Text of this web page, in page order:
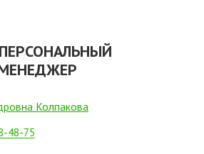
Колпакова
48-75